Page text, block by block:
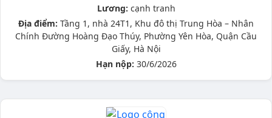
Lương: cạnh tranh
Địa điểm: Tầng 1, nhà 24T1, Khu đô thị Trung Hòa – Nhân
Chính Đường Hoàng Đạo Thúy, Phường Yên Hòa, Quận Cầu
Giấy, Hà Nội
Hạn nộp: 30/6/2026